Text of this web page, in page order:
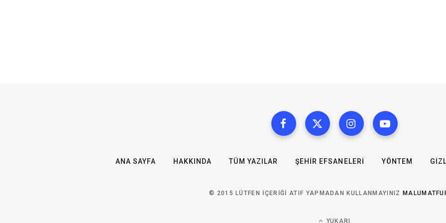
ANA SAYFA HAKKINDA TÜM YAZILAR ŞEHIR EFSANELERI YÖNTEM
© 2015 LÜTFEN IÇERIĞI ATIF YAPMADAN KULLANMAYINIZ
YUKARI